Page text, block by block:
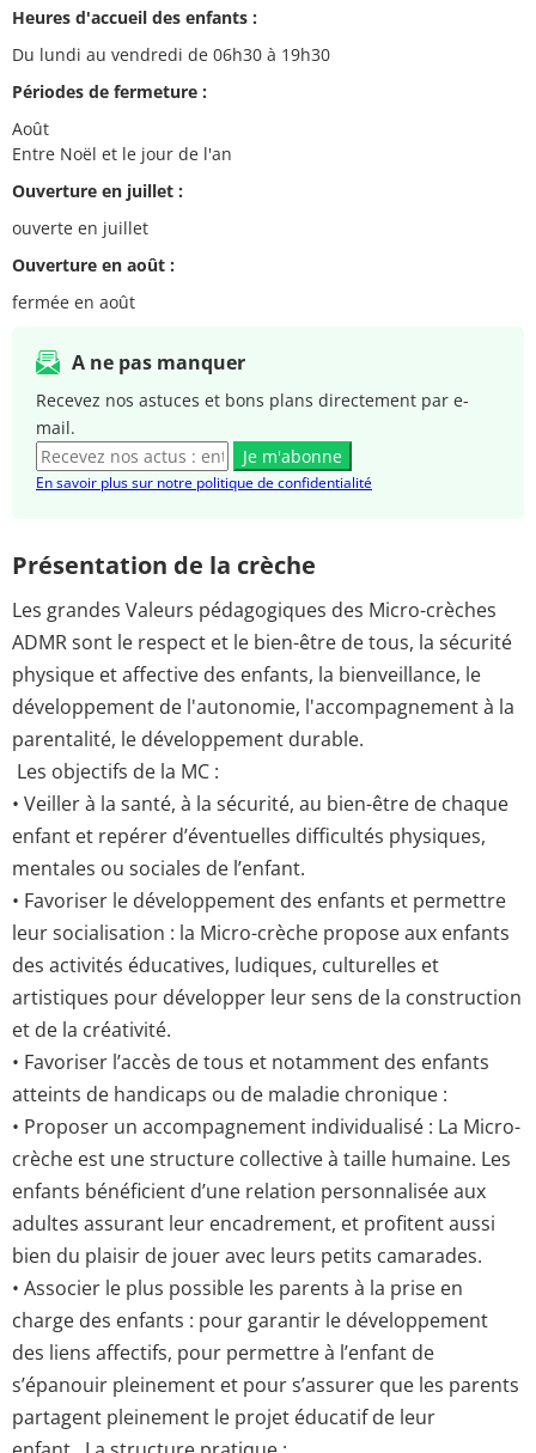
Heures d'accueil des enfants :
Du lundi au vendredi de 06h30 à 19h30
Périodes de fermeture :
Août
Entre Noël et le jour de l'an
Ouverture en juillet :
ouverte en juillet
Ouverture en août :
fermée en août
A ne pas manquer
Recevez nos astuces et bons plans directement par e-
mail.
Je m'abonne
En savoir plus sur notre politique de confidentialité
Présentation de la crèche
Les grandes Valeurs pédagogiques des Micro-crèches
ADMR sont le respect et le bien-être de tous, la sécurité
physique et affective des enfants, la bienveillance, le
développement de l'autonomie, l'accompagnement à la
parentalité, le développement durable.
Les objectifs de la MC :
• Veiller à la santé, à la sécurité, au bien-être de chaque
enfant et repérer d’éventuelles difficultés physiques,
mentales ou sociales de l’enfant.
• Favoriser le développement des enfants et permettre
leur socialisation : la Micro-crèche propose aux enfants
des activités éducatives, ludiques, culturelles et
artistiques pour développer leur sens de la construction
et de la créativité.
• Favoriser l’accès de tous et notamment des enfants
atteints de handicaps ou de maladie chronique :
• Proposer un accompagnement individualisé : La Micro-
crèche est une structure collective à taille humaine. Les
enfants bénéficient d’une relation personnalisée aux
adultes assurant leur encadrement, et profitent aussi
bien du plaisir de jouer avec leurs petits camarades.
• Associer le plus possible les parents à la prise en
charge des enfants : pour garantir le développement
des liens affectifs, pour permettre à l’enfant de
s’épanouir pleinement et pour s’assurer que les parents
partagent pleinement le projet éducatif de leur